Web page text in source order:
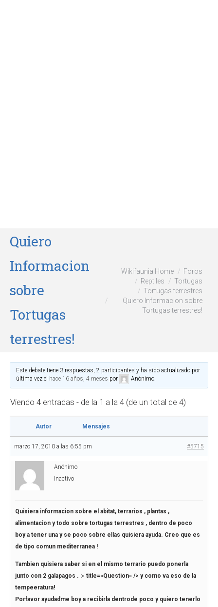
Quiero
Informacion
sobre
Tortugas
terrestres!
Wikifaunia Home
Foros
Reptiles
Tortugas
Tortugas terrestres
Quiero Informacion sobre
Tortugas terrestres!
Este debate tiene 3 respuestas, 2 participantes y ha sido actualizado por
última vez el hace 16 años, 4 meses por Anónimo.
Viendo 4 entradas - de la 1 a la 4 (de un total de 4)
Autor Mensajes
marzo 17, 2010 a las 6:55 pm #5715
Anónimo
Inactivo
Quisiera informacion sobre el abitat, terrarios , plantas ,
alimentacion y todo sobre tortugas terrestres , dentro de poco
boy a tener una y se poco sobre ellas quisiera ayuda. Creo que es
de tipo comun mediterranea !
Tambien quisiera saber si en el mismo terrario puedo ponerla
junto con 2 galapagos . :» title=»Question» /> y como va eso de la
tempeeratura!
Porfavor ayudadme boy a recibirla dentrode poco y quiero tenerlo